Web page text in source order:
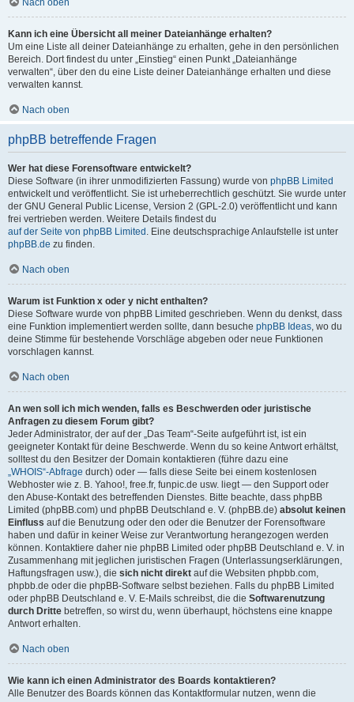
Nach oben
Kann ich eine Übersicht all meiner Dateianhänge erhalten?
Um eine Liste all deiner Dateianhänge zu erhalten, gehe in den persönlichen
Bereich. Dort findest du unter „Einstieg“ einen Punkt „Dateianhänge
verwalten“, über den du eine Liste deiner Dateianhänge erhalten und diese
verwalten kannst.
Nach oben
phpBB betreffende Fragen
Wer hat diese Forensoftware entwickelt?
Diese Software (in ihrer unmodifizierten Fassung) wurde von phpBB Limited
entwickelt und veröffentlicht. Sie ist urheberrechtlich geschützt. Sie wurde unter
der GNU General Public License, Version 2 (GPL-2.0) veröffentlicht und kann
frei vertrieben werden. Weitere Details findest du
auf der Seite von phpBB Limited . Eine deutschsprachige Anlaufstelle ist unter
phpBB.de zu finden.
Nach oben
Warum ist Funktion x oder y nicht enthalten?
Diese Software wurde von phpBB Limited geschrieben. Wenn du denkst, dass
eine Funktion implementiert werden sollte, dann besuche phpBB Ideas, wo du
deine Stimme für bestehende Vorschläge abgeben oder neue Funktionen
vorschlagen kannst.
Nach oben
An wen soll ich mich wenden, falls es Beschwerden oder juristische
Anfragen zu diesem Forum gibt?
Jeder Administrator, der auf der „Das Team“-Seite aufgeführt ist, ist ein
geeigneter Kontakt für deine Beschwerde. Wenn du so keine Antwort erhältst,
solltest du den Besitzer der Domain kontaktieren (führe dazu eine
„WHOIS“-Abfrage durch) oder — falls diese Seite bei einem kostenlosen
Webhoster wie z. B. Yahoo!, free.fr, funpic.de usw. liegt — den Support oder
den Abuse-Kontakt des betreffenden Dienstes. Bitte beachte, dass phpBB
Limited (phpBB.com) und phpBB Deutschland e. V. (phpBB.de) absolut keinen
Einfluss auf die Benutzung oder den oder die Benutzer der Forensoftware
haben und dafür in keiner Weise zur Verantwortung herangezogen werden
können. Kontaktiere daher nie phpBB Limited oder phpBB Deutschland e. V. in
Zusammenhang mit jeglichen juristischen Fragen (Unterlassungserklärungen,
Haftungsfragen usw.), die sich nicht direkt auf die Websiten phpbb.com,
phpbb.de oder die phpBB-Software selbst beziehen. Falls du phpBB Limited
oder phpBB Deutschland e. V. E-Mails schreibst, die die Softwarenutzung
durch Dritte betreffen, so wirst du, wenn überhaupt, höchstens eine knappe
Antwort erhalten.
Nach oben
Wie kann ich einen Administrator des Boards kontaktieren?
Alle Benutzer des Boards können das Kontaktformular nutzen, wenn die